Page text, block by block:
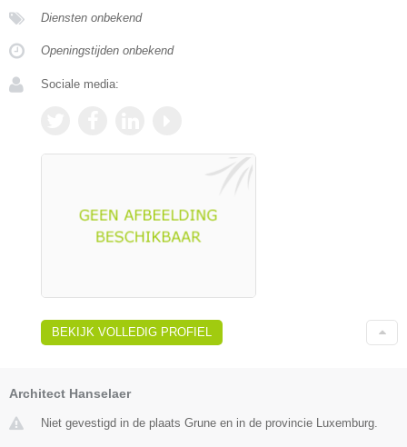
Diensten onbekend
Openingstijden onbekend
Sociale media:
BEKIJK VOLLEDIG PROFIEL
Architect Hanselaer
Niet gevestigd in de plaats Grune en in de provincie Luxemburg.